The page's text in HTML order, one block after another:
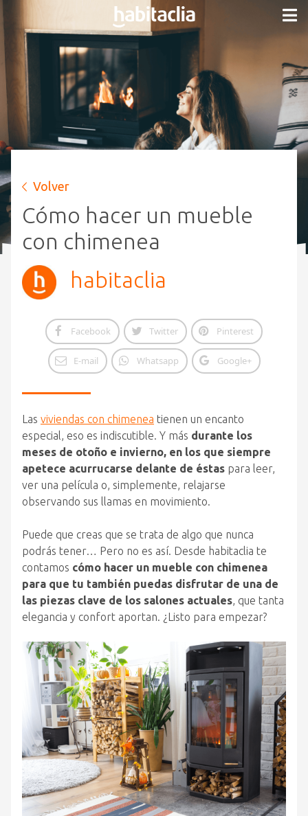
Volver
Cómo hacer un mueble
con chimenea
habitaclia
Facebook Twitter Pinterest
E-mail Whatsapp Google+
Las viviendas con chimenea tienen un encanto
especial, eso es indiscutible. Y más durante los
meses de otoño e invierno, en los que siempre
apetece acurrucarse delante de éstas para leer,
ver una película o, simplemente, relajarse
observando sus llamas en movimiento.
Puede que creas que se trata de algo que nunca
podrás tener… Pero no es así. Desde habitaclia te
contamos cómo hacer un mueble con chimenea
para que tu también puedas disfrutar de una de
las piezas clave de los salones actuales, que tanta
elegancia y confort aportan. ¿Listo para empezar?